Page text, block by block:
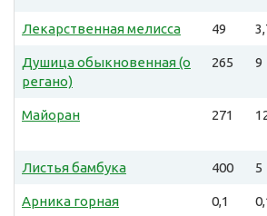
Лекарственная мелисса 49
Душица обыкновенная (о
регано)
265 9
Майоран 271
Листья бамбука 400 5
Арника горная 0,1